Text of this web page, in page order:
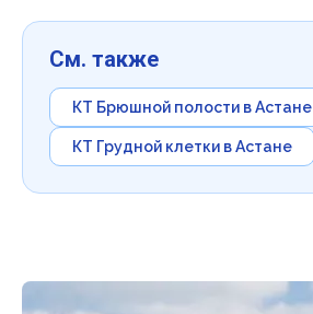
См. также
КТ Брюшной полости в Астане
КТ Грудной клетки в Астане